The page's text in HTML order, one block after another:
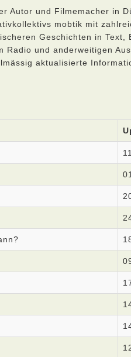
Autor und Filmemacher in
mobtik mit
Geschichten in Text,
und anderweitigen
aktualisierte